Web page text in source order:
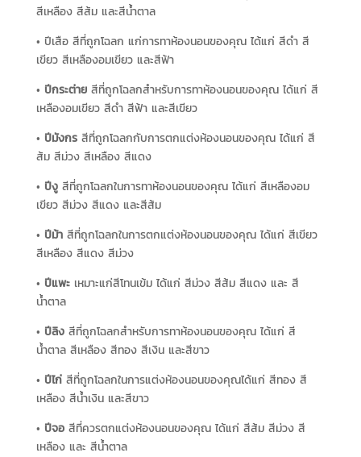
สีเหลือง สีส้ม และสีน้ำตาล
• ปีเสือ สีที่ถูกโฉลก แก่การทาห้องนอนของคุณ ได้แก่ สีดำ สี
เขียว สีเหลืองอมเขียว และสีฟ้า
• ปีกระต่ายสีที่ถูกโฉลกสำหรับการทาห้องนอนของคุณ ได้แก่ สี
เหลืองอมเขียว สีดำ สีฟ้า และสีเขียว
• ปีมังกรสีที่ถูกโฉลกกับการตกแต่งห้องนอนของคุณ ได้แก่ สี
ส้ม สีม่วง สีเหลือง สีแดง
• ปีงูสีที่ถูกโฉลกในการทาห้องนอนของคุณ ได้แก่ สีเหลืองอม
เขียว สีม่วง สีแดง และสีส้ม
• ปีม้าสีที่ถูกโฉลกในการตกแต่งห้องนอนของคุณ ได้แก่ สีเขียว
สีเหลือง สีแดง สีม่วง
• ปีแพะเหมาะแก่สีโทนเข้ม ได้แก่ สีม่วง สีส้ม สีแดง และ สี
น้ำตาล
• ปีลิงสีที่ถูกโฉลกสำหรับการทาห้องนอนของคุณ ได้แก่ สี
น้ำตาล สีเหลือง สีทอง สีเงิน และสีขาว
• ปีไก่สีที่ถูกโฉลกในการแต่งห้องนอนของคุณได้แก่ สีทอง สี
เหลือง สีน้ำเงิน และสีขาว
• ปีจอสีที่ควรตกแต่งห้องนอนของคุณ ได้แก่ สีส้ม สีม่วง สี
เหลือง และ สีน้ำตาล